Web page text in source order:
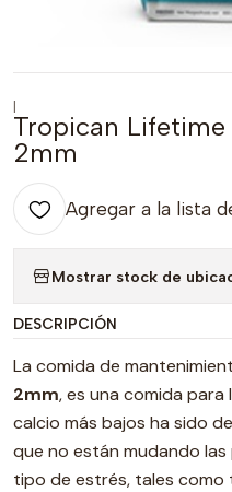
|
Tropican Lifetime
2mm
Agregar a la lista
Mostrar stock de
DESCRIPCIÓN
La comida de
2mm, es una comida
calcio más bajos ha sido
que no están mudando
tipo de estrés, tales como